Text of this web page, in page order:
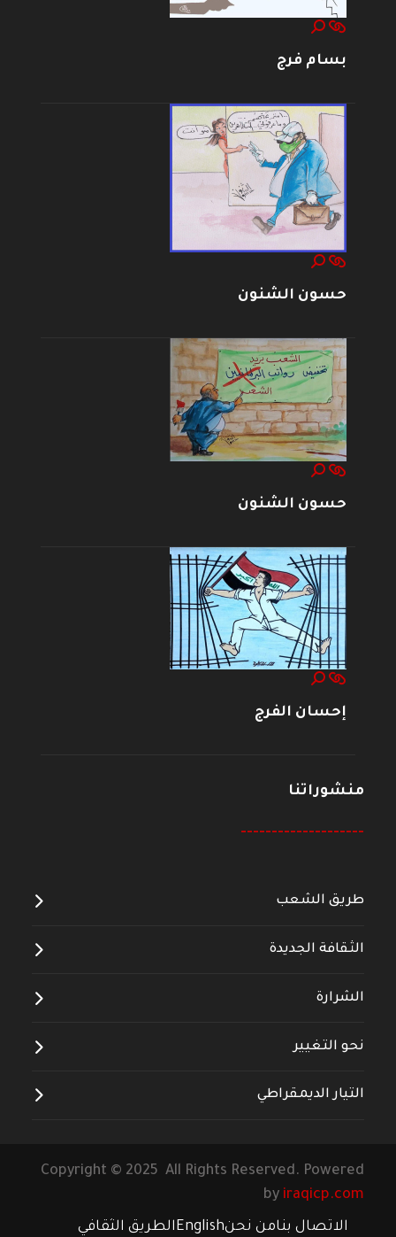
بسام فرج
حسون الشنون
حسون الشنون
إحسان الفرج
منشوراتنا
--------------------
طريق الشعب
الثقافة الجديدة
الشرارة
نحو التغيير
التيار الديمقراطي
Copyright © 2025 All Rights Reserved. Powered
by iraqicp.com
الاتصال بنامن نحنEnglishالطريق الثقافي